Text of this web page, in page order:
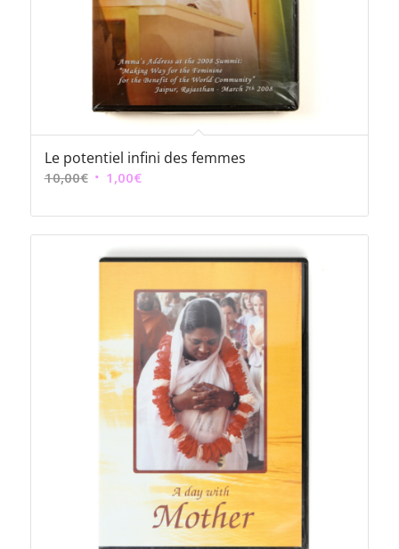
Le potentiel infini des femmes
10,00€ Le
initial
était :
10,00€.
1,00€Le
actuel
est :
1,00€.